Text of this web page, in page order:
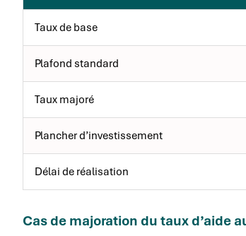
Taux de base
Plafond standard
Taux majoré
Plancher d’investissement
Délai de réalisation
Cas de majoration du taux d’aide